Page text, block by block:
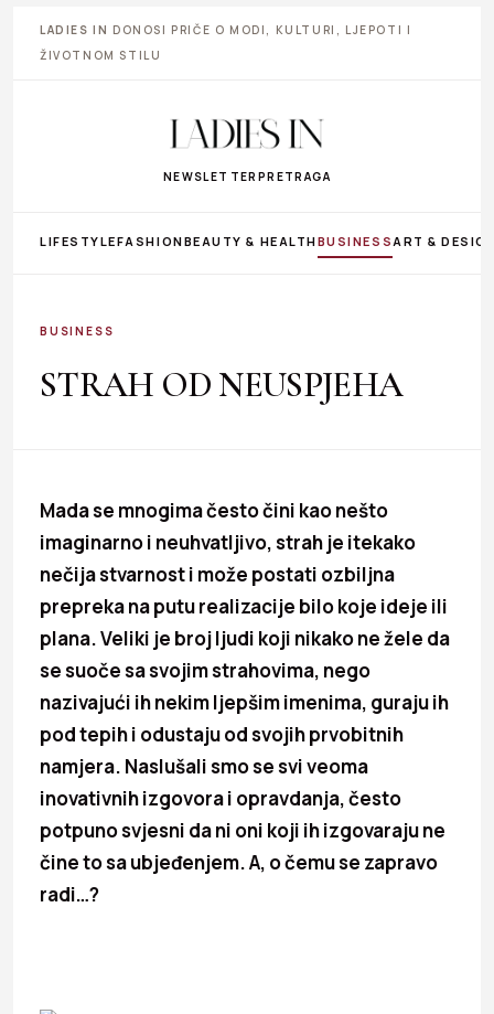
LADIES IN DONOSI PRIČE O MODI, KULTURI, LJEPOTI I
ŽIVOTNOM STILU
NEWSLETTER PRETRAGA
LIFESTYLEFASHIONBEAUTY & HEALTHBUSINESS ART &
BUSINESS
STRAH OD NEUSPJEHA
Mada se mnogima često čini kao nešto
imaginarno i neuhvatljivo, strah je itekako
nečija stvarnost i može postati ozbiljna
prepreka na putu realizacije bilo koje ideje ili
plana. Veliki je broj ljudi koji nikako ne žele da
se suoče sa svojim strahovima, nego
nazivajući ih nekim ljepšim imenima, guraju ih
pod tepih i odustaju od svojih prvobitnih
namjera. Naslušali smo se svi veoma
inovativnih izgovora i opravdanja, često
potpuno svjesni da ni oni koji ih izgovaraju ne
čine to sa ubjeđenjem. A, o čemu se zapravo
radi…?